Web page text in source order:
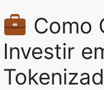
Como
Investir